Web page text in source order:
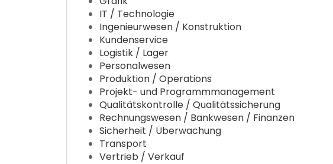
IT / Technologie
Ingenieurwesen / Konstruktion
Kundenservice
Logistik / Lager
Personalwesen
Produktion / Operations
Projekt- und Programmmanagement
Qualitätskontrolle / Qualitätssicherung
Rechnungswesen / Bankwesen / Finanzen
Sicherheit / Überwachung
Transport
Vertrieb / Verkauf